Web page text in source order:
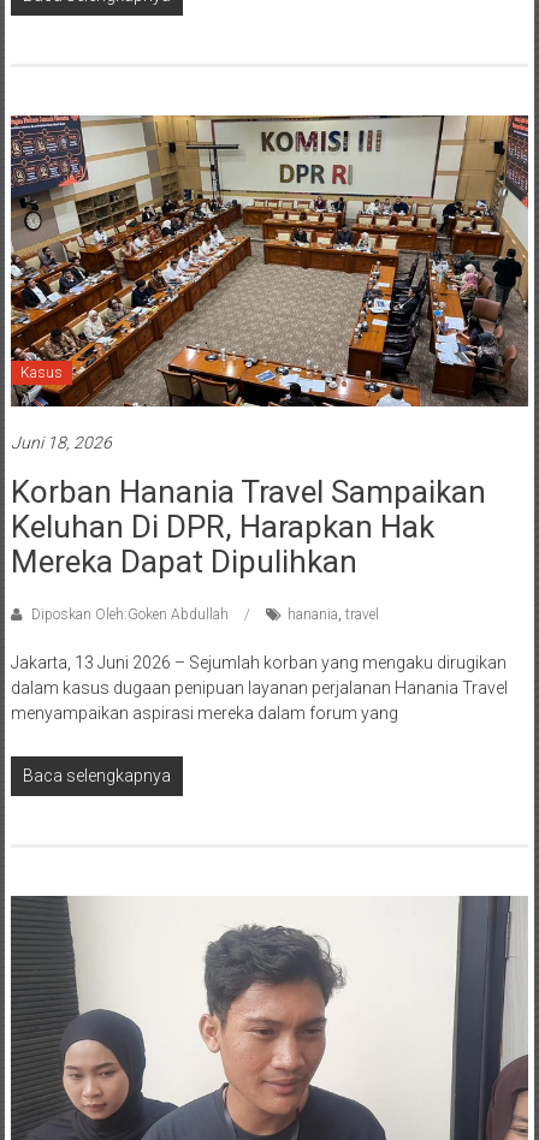
Kasus
Juni 18, 2026
Korban Hanania Travel Sampaikan
Keluhan Di DPR, Harapkan Hak
Mereka Dapat Dipulihkan
Diposkan Oleh:Goken Abdullah hanania, travel
Jakarta, 13 Juni 2026 – Sejumlah korban yang mengaku dirugikan
dalam kasus dugaan penipuan layanan perjalanan Hanania Travel
menyampaikan aspirasi mereka dalam forum yang
Baca selengkapnya